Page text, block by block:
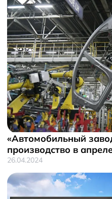
«Автомобильный
производство в
26.04.2024